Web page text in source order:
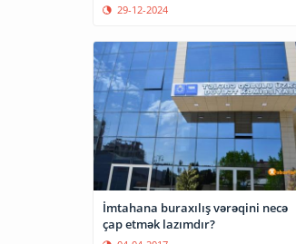
29-12-2024
İmtahana buraxılış vərəqini necə
çap etmək lazımdır?